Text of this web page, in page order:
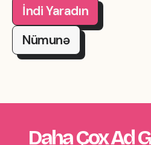
İndi Yaradın
Nümunə
Daha Çox Ad